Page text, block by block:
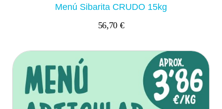
Menú Sibarita CRUDO 15kg
56,70 €